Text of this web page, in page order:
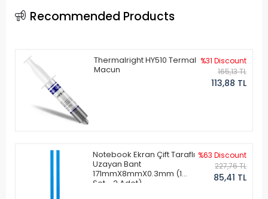
Recommended Products
Thermalright HY510 Termal
Macun
%31 Discount
165,13 TL
113,88 TL
Notebook Ekran Çift Taraflı
Uzayan Bant
171mmX8mmX0.3mm (1
Set - 2 Adet)
%63 Discount
227,76 TL
85,41 TL